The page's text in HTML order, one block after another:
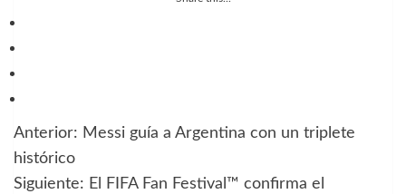
Navegación
de
Anterior: Messi guía a Argentina con un triplete
histórico
Siguiente: El FIFA Fan Festival™ confirma el